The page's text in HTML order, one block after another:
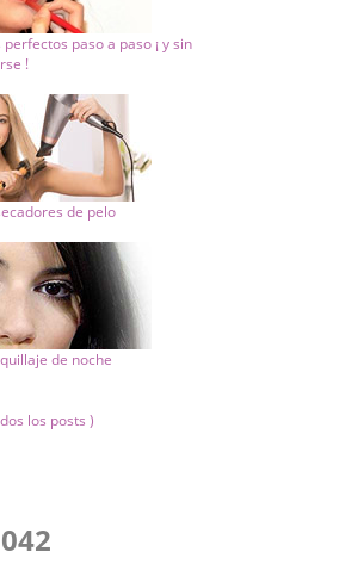
paso a paso ¡ y sin
!
de pelo
de noche
los posts )